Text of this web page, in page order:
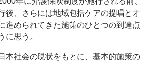
後、さらには地域包括ケアの提唱とオ
進められてきた施策のひとつの到達点
に思う。
本社会の現状をもとに、基本的施策の